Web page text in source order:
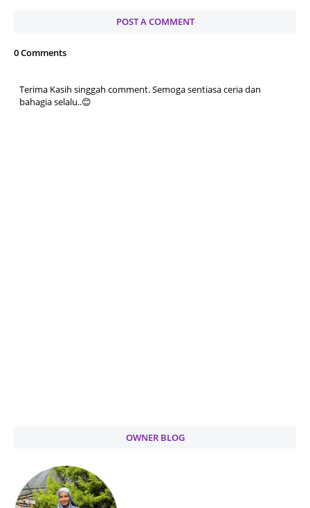
POST A COMMENT
0 Comments
Terima Kasih singgah comment. Semoga sentiasa ceria dan
bahagia selalu..😊
OWNER BLOG